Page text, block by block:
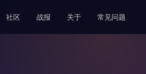
社区 战报 关于 常见问题